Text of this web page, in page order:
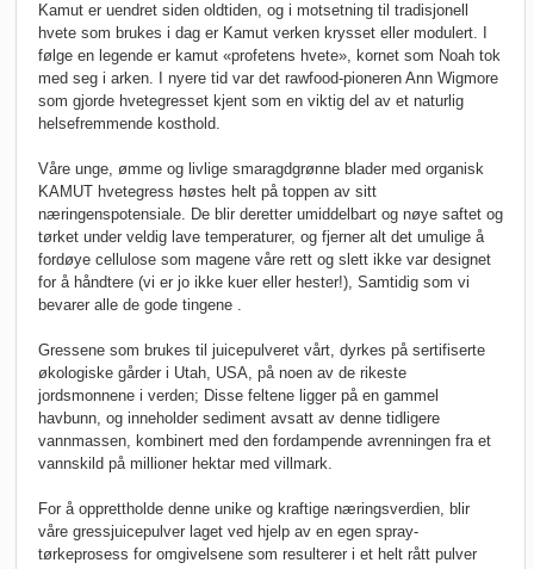
Kamut er uendret siden oldtiden, og i motsetning til tradisjonell
hvete som brukes i dag er Kamut verken krysset eller modulert. I
følge en legende er kamut «profetens hvete», kornet som Noah tok
med seg i arken. I nyere tid var det rawfood-pioneren Ann Wigmore
som gjorde hvetegresset kjent som en viktig del av et naturlig
helsefremmende kosthold.
Våre unge, ømme og livlige smaragdgrønne blader med organisk
KAMUT hvetegress høstes helt på toppen av sitt
næringenspotensiale. De blir deretter umiddelbart og nøye saftet og
tørket under veldig lave temperaturer, og fjerner alt det umulige å
fordøye cellulose som magene våre rett og slett ikke var designet
for å håndtere (vi er jo ikke kuer eller hester!), Samtidig som vi
bevarer alle de gode tingene .
Gressene som brukes til juicepulveret vårt, dyrkes på sertifiserte
økologiske gårder i Utah, USA, på noen av de rikeste
jordsmonnene i verden; Disse feltene ligger på en gammel
havbunn, og inneholder sediment avsatt av denne tidligere
vannmassen, kombinert med den fordampende avrenningen fra et
vannskild på millioner hektar med villmark.
For å opprettholde denne unike og kraftige næringsverdien, blir
våre gressjuicepulver laget ved hjelp av en egen spray-
tørkeprosess for omgivelsene som resulterer i et helt rått pulver